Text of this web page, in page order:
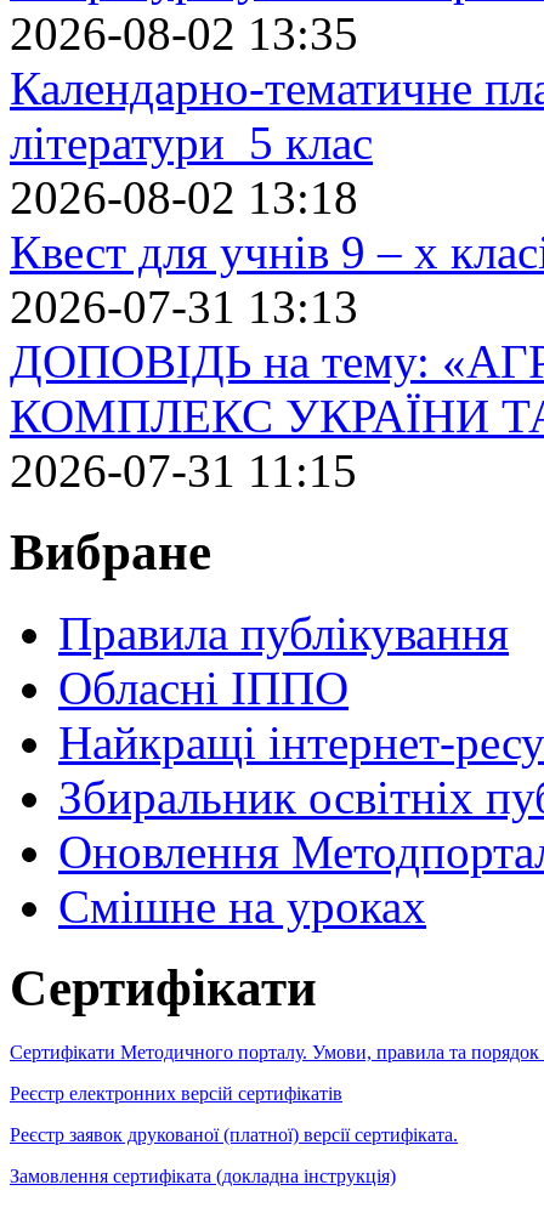
2026-08-02 13:35
Календарно-тематичне
літератури 5 клас
2026-08-02 13:18
Квест для учнів 9 – х
2026-07-31 13:13
ДОПОВІДЬ на тему:
КОМПЛЕКС УКРАЇНИ
2026-07-31 11:15
Вибране
Правила публікування
Обласні ІППО
Найкращі інтернет-
Збиральник освітніх
Оновлення
Cмішне на уроках
Сертифікати
Сертифікати Методичного порталу. Умови, правила та порядок
Реєстр електронних версій сертифікатів
Реєстр заявок друкованої (платної) версії сертифіката.
Замовлення сертифіката (докладна інструкція)